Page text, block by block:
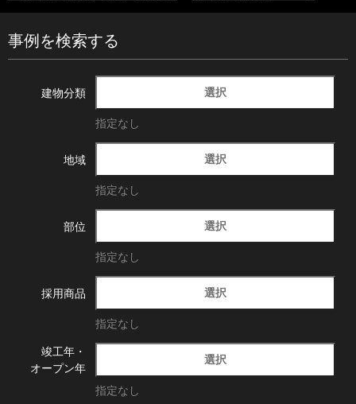
事例を検索する
建物分類 選択
指定なし
地域 選択
指定なし
部位 選択
指定なし
採用商品 選択
指定なし
竣工年・
オープン年
選択
指定なし